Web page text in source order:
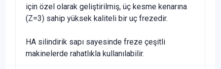
için özel olarak geliştirilmiş, üç kesme kenarına
(Z=3) sahip yüksek kaliteli bir uç frezedir.
HA silindirik sapı sayesinde freze çeşitli
makinelerde rahatlıkla kullanılabilir.